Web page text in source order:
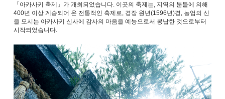
「아카사키 축제」가 개최되었습니다. 이곳의 축제는, 지역의 분들에 의해
400년 이상 계승되어 온 전통적인 축제로, 경장 원년(1596년)경, 농업의 신
을 모시는 아카사키 신사에 감사의 마음을 예능으로서 봉납한 것으로부터
시작되었습니다.